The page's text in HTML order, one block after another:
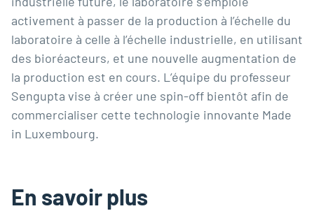
activement à passer de la production à l’échelle du
laboratoire à celle à l’échelle industrielle, en utilisant
des bioréacteurs, et une nouvelle augmentation de
la production est en cours. L’équipe du professeur
Sengupta vise à créer une spin-off bientôt afin de
commercialiser cette technologie innovante Made
in Luxembourg.
En savoir plus